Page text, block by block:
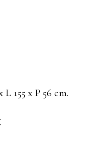
155 x P 56 cm.